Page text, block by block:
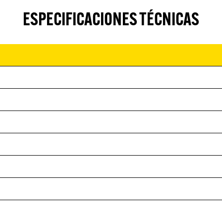
ESPECIFICACIONES TÉCNICAS